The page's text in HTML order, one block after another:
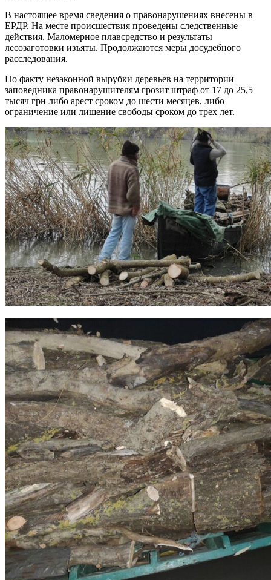
В настоящее время сведения о правонарушениях внесены в
ЕРДР. На месте происшествия проведены следственные
действия. Маломерное плавсредство и результаты
лесозаготовки изъяты. Продолжаются меры досудебного
расследования.
По факту незаконной вырубки деревьев на территории
заповедника правонарушителям грозит штраф от 17 до 25,5
тысяч грн либо арест сроком до шести месяцев, либо
ограничение или лишение свободы сроком до трех лет.